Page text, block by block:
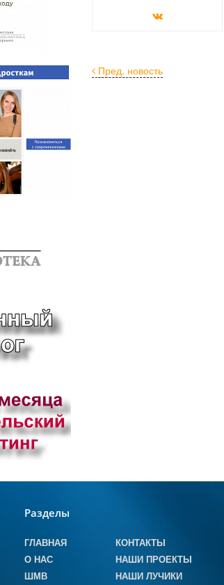
Пред. новость
Разделы
ГЛАВНАЯ
О НАС
ШМВ
КОНТАКТЫ
НАШИ ПРОЕКТЫ
НАШИ ЛУЧИКИ